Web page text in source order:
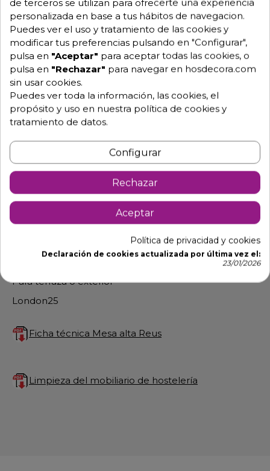
Descripción Detalles de producto
Mesa rectangular Reus de bar en
varios tamaños
Rectangular de 110 x 70 cm.
Rectangular de 120 x 80 cm.
Armazón con acero galvanizado color Estándar.
Para terraza o exterior
London25
Ficha técnica Mesa alta Reus
Limpieza del mobiliario de hostelería
personalizada en base a tus hábitos de navegacion.
Puedes ver el uso y tratamiento de las cookies y
modificar tus preferencias pulsando en "Configurar",
pulsa en "Aceptar" para aceptar todas las cookies, o
pulsa en "Rechazar" para navegar en hosdecora.com
sin usar cookies.
Puedes ver toda la información, las cookies, el
propósito y uso en nuestra política de cookies y
tratamiento de datos.
Configurar
Rechazar
Aceptar
Política de privacidad y cookies
Declaración de cookies actualizada por última vez el:
23/01/2026